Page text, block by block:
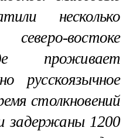
несколько
востоке
проживает
русскоязычное
столкновений
задержаны 1200